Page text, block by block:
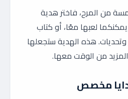
من المرح، فاختر هدية
لعبها معًا، أو كتاب
هذه الهدية ستجعلها
من الوقت معها.
مخصص